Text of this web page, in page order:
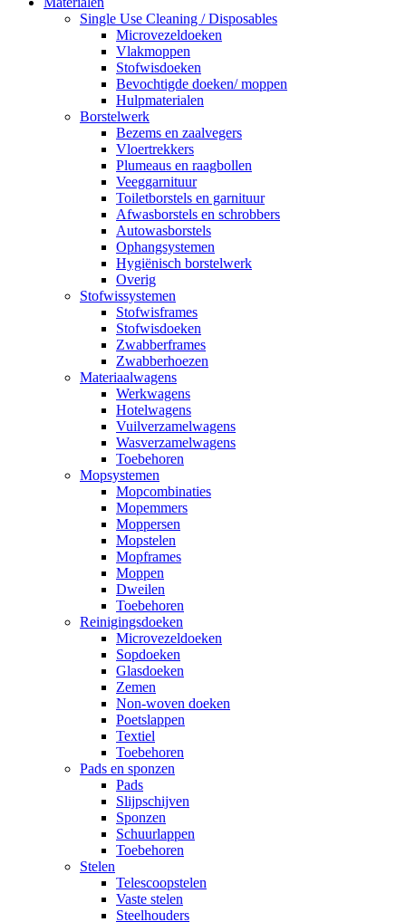
Single Use Cleaning / Disposables
Microvezeldoeken
Vlakmoppen
Stofwisdoeken
Bevochtigde doeken/ moppen
Hulpmaterialen
Borstelwerk
Bezems en zaalvegers
Vloertrekkers
Plumeaus en raagbollen
Veeggarnituur
Toiletborstels en garnituur
Afwasborstels en schrobbers
Autowasborstels
Ophangsystemen
Hygiënisch borstelwerk
Overig
Stofwissystemen
Stofwisframes
Stofwisdoeken
Zwabberframes
Zwabberhoezen
Materiaalwagens
Werkwagens
Hotelwagens
Vuilverzamelwagens
Wasverzamelwagens
Toebehoren
Mopsystemen
Mopcombinaties
Mopemmers
Moppersen
Mopstelen
Mopframes
Moppen
Dweilen
Toebehoren
Reinigingsdoeken
Microvezeldoeken
Sopdoeken
Glasdoeken
Zemen
Non-woven doeken
Poetslappen
Textiel
Toebehoren
Pads en sponzen
Pads
Slijpschijven
Sponzen
Schuurlappen
Toebehoren
Stelen
Telescoopstelen
Vaste stelen
Steelhouders